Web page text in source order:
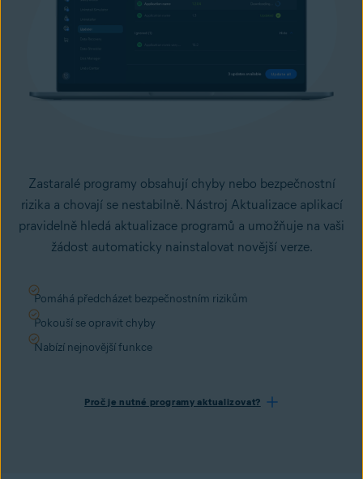
Zastaralé programy obsahují chyby nebo bezpečnostní
rizika a chovají se nestabilně. Nástroj Aktualizace aplikací
pravidelně hledá aktualizace programů a umožňuje na vaši
žádost automaticky nainstalovat novější verze.
Pomáhá předcházet bezpečnostním rizikům
Pokouší se opravit chyby
Nabízí nejnovější funkce
Proč je nutné programy aktualizovat?